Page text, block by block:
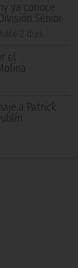
ya conoce
Sénior
hace 2 días
el
a Patrick